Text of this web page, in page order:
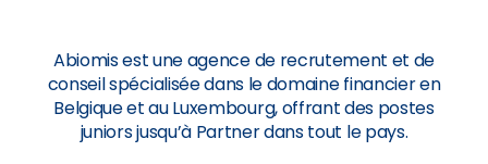
Abiomis est une agence de recrutement et de
conseil spécialisée dans le domaine financier en
Belgique et au Luxembourg, offrant des postes
juniors jusqu’à Partner dans tout le pays.